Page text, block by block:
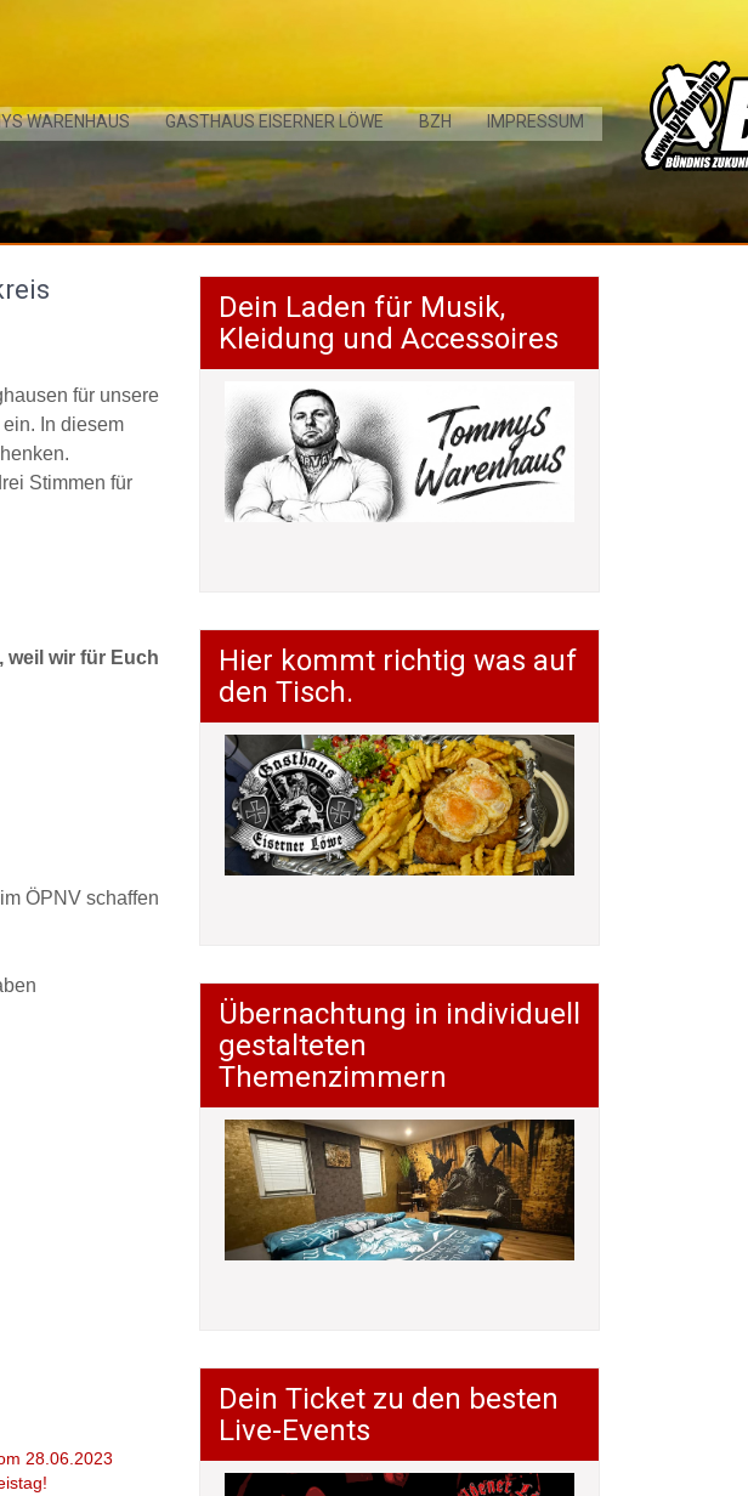
WARENHAUS GASTHAUS EISERNER LÖWE BZH IMPRESSUM
für unsere
In diesem
Stimmen für
weil wir für Euch
ÖPNV schaffen
28.06.2023
Dein Laden für Musik,
Kleidung und Accessoires
Hier kommt richtig was auf
den Tisch.
Übernachtung in individuell
gestalteten
Themenzimmern
Dein Ticket zu den besten
Live-Events